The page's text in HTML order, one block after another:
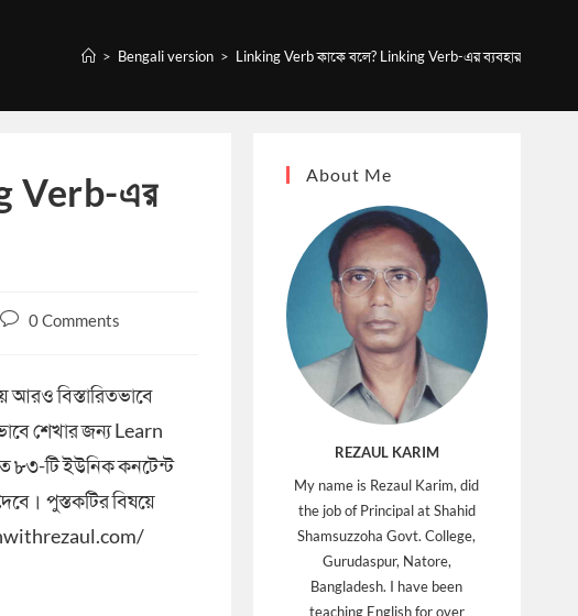
> Bengali version > Linking Verb কাকে বলে? Linking Verb-এর ব্যবহার
Verb-এর
Post0 Comments
বিস্তারিতভাবে
শেখার জন্য Learn
৮৩-টি ইউনিক কনটেন্ট
পুস্তকটির বিষয়ে
About Me
REZAUL KARIM
My name is Rezaul Karim, did
the job of Principal at Shahid
Shamsuzzoha Govt. College,
Gurudaspur, Natore,
Bangladesh. I have been
teaching English for over